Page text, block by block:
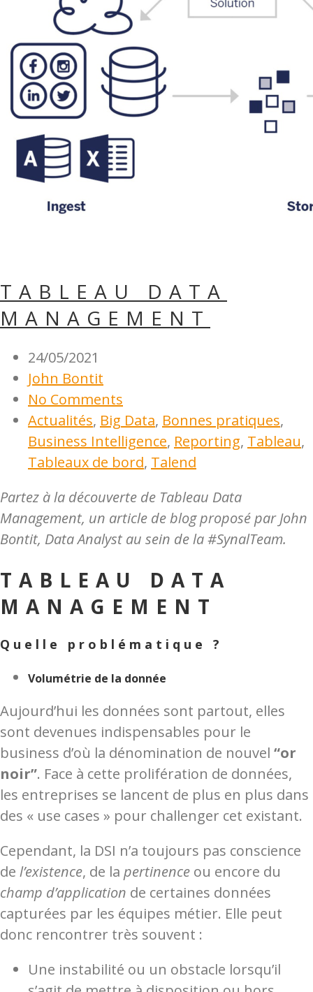
TABLEAU DATA
MANAGEMENT
24/05/2021
John Bontit
No Comments
Actualités, Big Data, Bonnes pratiques,
Business Intelligence, Reporting, Tableau,
Tableaux de bord, Talend
Partez à la découverte de Tableau Data
Management, un article de blog proposé par John
Bontit, Data Analyst au sein de la #SynalTeam.
TABLEAU DATA
MANAGEMENT
Quelle problématique ?
Volumétrie de la donnée
Aujourd’hui les données sont partout, elles
sont devenues indispensables pour le
business d’où la dénomination de nouvel “or
noir”. Face à cette prolifération de données,
les entreprises se lancent de plus en plus dans
des « use cases » pour challenger cet existant.
Cependant, la DSI n’a toujours pas conscience
de l’existence, de la pertinence ou encore du
champ d’application de certaines données
capturées par les équipes métier. Elle peut
donc rencontrer très souvent :
Une instabilité ou un obstacle lorsqu’il